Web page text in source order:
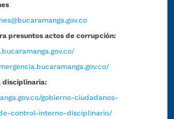
presuntos actos de corrupción:
disciplinaria:
gobierno-ciudadanos-
control-interno-disciplinario/